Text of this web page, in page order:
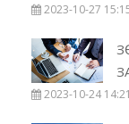
2023-10-27
2023-10-24 14:21